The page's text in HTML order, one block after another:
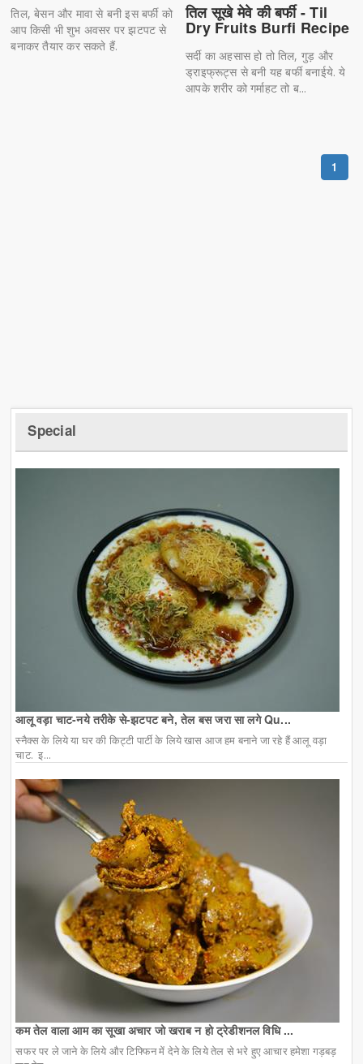
तिल, बेसन और मावा से बनी इस बर्फी को
आप किसी भी शुभ अवसर पर झटपट से
बनाकर तैयार कर सकते हैं.
तिल सूखे मेवे की बर्फी - Til
Dry Fruits Burfi Recipe
सर्दी का अहसास हो तो तिल, गुड़ और
ड्राइफ्रूट्स से बनी यह बर्फी बनाईये. ये
आपके शरीर को गर्माहट तो ब...
1
Special
आलू वड़ा चाट-नये तरीके से-झटपट बने, तेल बस जरा सा लगे Qu...
स्नैक्स के लिये या घर की किट्टी पार्टी के लिये खास आज हम बनाने जा रहे हैं आलू वड़ा
चाट. इ...
कम तेल वाला आम का सूखा अचार जो खराब न हो ट्रेडीशनल विधि ...
सफर पर ले जाने के लिये और टिफ्फिन में देने के लिये तेल से भरे हुए आचार हमेशा गड़बड़